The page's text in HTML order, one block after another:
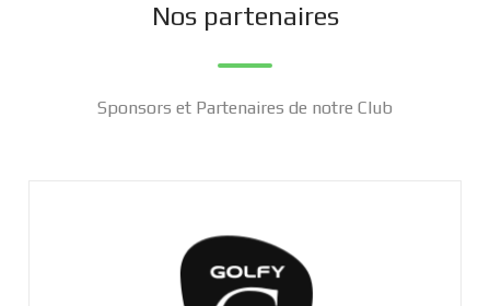
Nos partenaires
Sponsors et Partenaires de notre Club